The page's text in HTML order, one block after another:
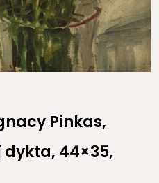
Pinkas,
44×35,